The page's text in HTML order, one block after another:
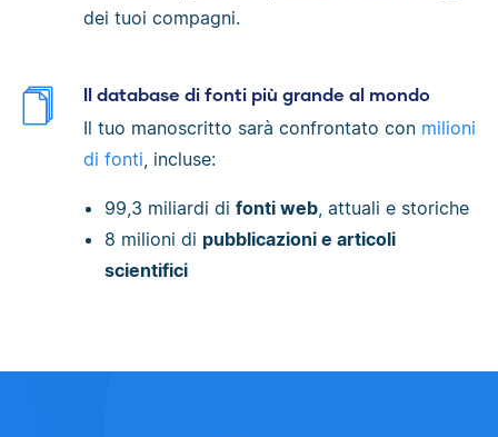
dei tuoi compagni.
Il database di fonti più grande al mondo
Il tuo manoscritto sarà confrontato con milioni
di fonti, incluse:
99,3 miliardi difonti web, attuali e storiche
8 milioni di pubblicazioni e articoli
scientifici